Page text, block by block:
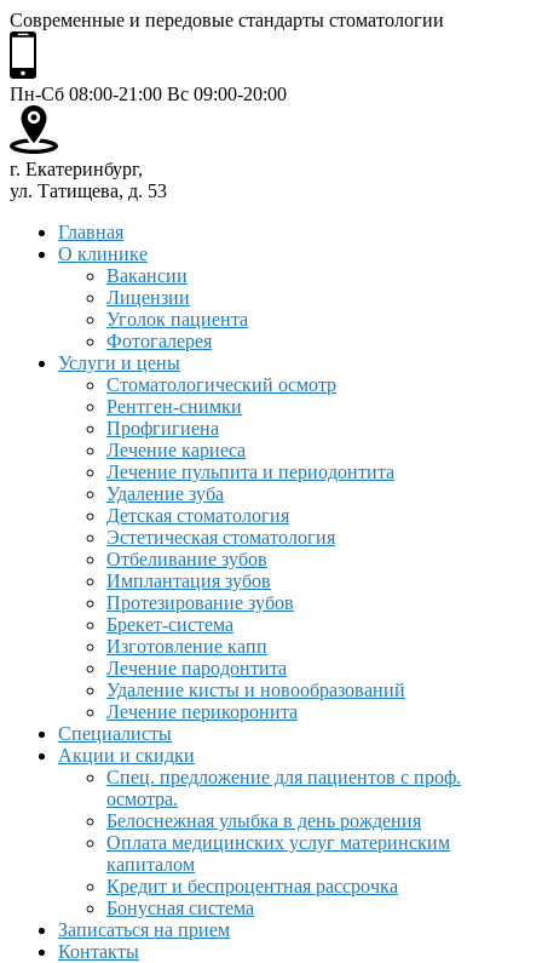
Современные и передовые стандарты стоматологии
Пн-Сб 08:00-21:00 Вс 09:00-20:00
г. Екатеринбург,
ул. Татищева, д. 53
Главная
О клинике
Вакансии
Лицензии
Уголок пациента
Фотогалерея
Услуги и цены
Стоматологический осмотр
Рентген-снимки
Профгигиена
Лечение кариеса
Лечение пульпита и периодонтита
Удаление зуба
Детская стоматология
Эстетическая стоматология
Отбеливание зубов
Имплантация зубов
Протезирование зубов
Брекет-система
Изготовление капп
Лечение пародонтита
Удаление кисты и новообразований
Лечение перикоронита
Специалисты
Акции и скидки
Спец. предложение для пациентов с проф.
осмотра.
Белоснежная улыбка в день рождения
Оплата медицинских услуг материнским
капиталом
Кредит и беспроцентная рассрочка
Бонусная система
Записаться на прием
Контакты